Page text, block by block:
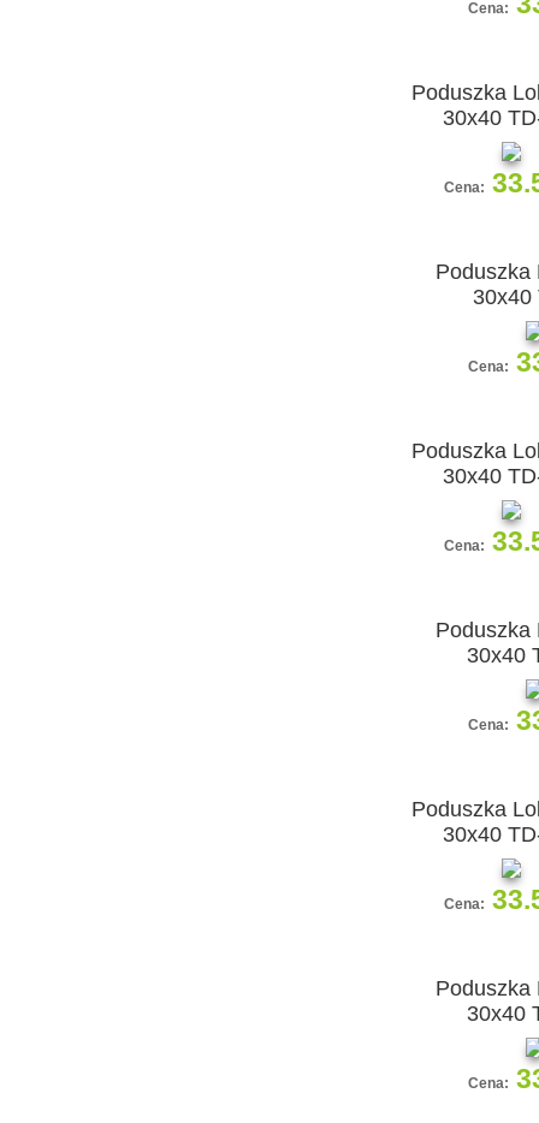
Cena:
Poduszka
30x40
Cena:
Poduszka
30x40
Cena:
Poduszka
30x40
Cena:
Poduszka
30x40
Cena:
Poduszka
30x40
Cena:
Poduszka
30x40
Cena: